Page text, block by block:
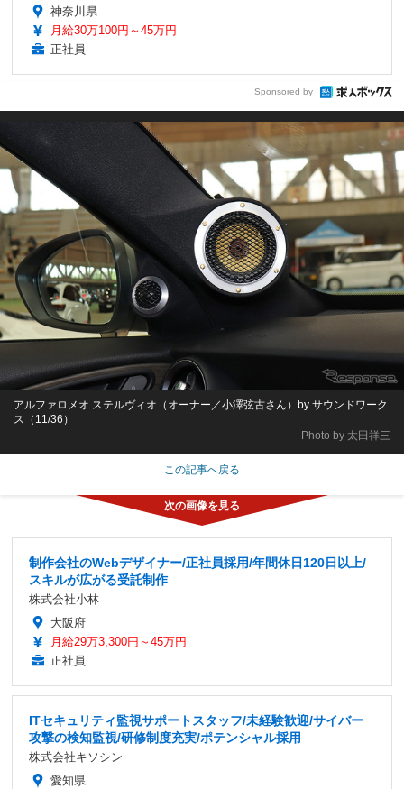
神奈川県
月給30万100円～45万円
正社員
Sponsored by
Photo by 太田祥三
アルファロメオ ステルヴィオ（オーナー／小澤弦古さん）by サウンドワーク
ス（11/36）
この記事へ戻る
制作会社のWebデザイナー/正社員採用/年間休日120日以上/
スキルが広がる受託制作
株式会社小林
大阪府
月給29万3,300円～45万円
正社員
ITセキュリティ監視サポートスタッフ/未経験歓迎/サイバー
攻撃の検知監視/研修制度充実/ポテンシャル採用
株式会社キソシン
愛知県